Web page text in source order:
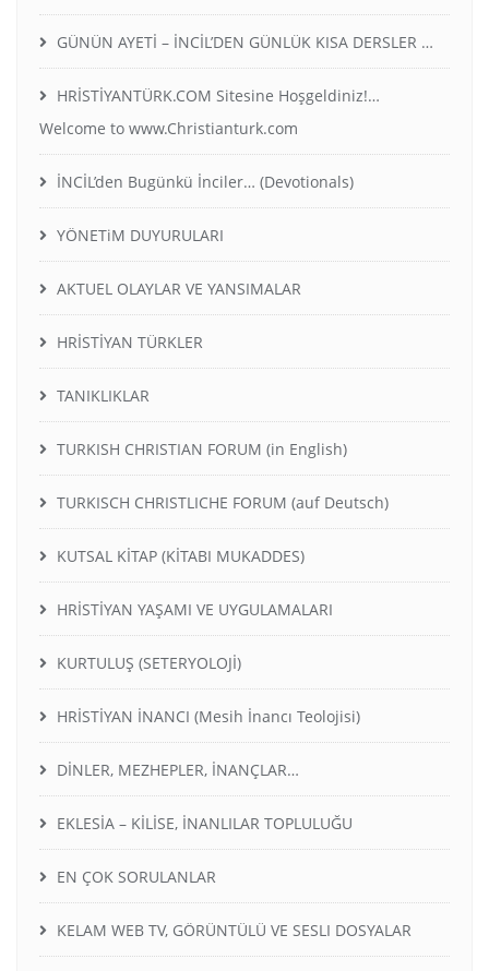
GÜNÜN AYETİ – İNCİL’DEN GÜNLÜK KISA DERSLER …
HRİSTİYANTÜRK.COM Sitesine Hoşgeldiniz!…
Welcome to www.Christianturk.com
İNCİL’den Bugünkü İnciler… (Devotionals)
YÖNETiM DUYURULARI
AKTUEL OLAYLAR VE YANSIMALAR
HRİSTİYAN TÜRKLER
TANIKLIKLAR
TURKISH CHRISTIAN FORUM (in English)
TURKISCH CHRISTLICHE FORUM (auf Deutsch)
KUTSAL KİTAP (KİTABI MUKADDES)
HRİSTİYAN YAŞAMI VE UYGULAMALARI
KURTULUŞ (SETERYOLOJİ)
HRİSTİYAN İNANCI (Mesih İnancı Teolojisi)
DİNLER, MEZHEPLER, İNANÇLAR…
EKLESİA – KİLİSE, İNANLILAR TOPLULUĞU
EN ÇOK SORULANLAR
KELAM WEB TV, GÖRÜNTÜLÜ VE SESLI DOSYALAR